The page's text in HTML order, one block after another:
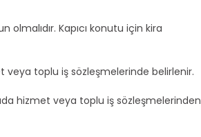
Kapıcı konutu için kira
veya toplu iş sözleşmelerinde belirlenir.
hizmet veya toplu iş sözleşmelerinden